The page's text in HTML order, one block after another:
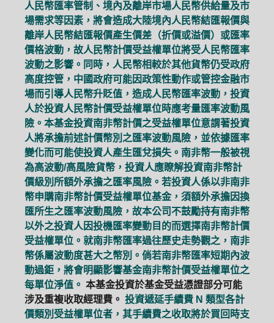
人民幣匯率管制、境內及離岸市場人民幣供給量及市
場需求等因素，將會造成大陸境內人民幣結匯報價與
離岸人民幣結匯報價產生價差（折價或溢價）或匯率
價格波動，故人民幣計價受益權單位將受人民幣匯率
波動之影響。同時，人民幣相較於其他貨幣仍受政府
高度控管，中國政府可能因政策性動作或管控金融市
場而引導人民幣升貶值，造成人民幣匯率波動，投資
人於投資人民幣計價受益權單位時應考量匯率波動風
險。本基金投資南非幣計價之受益權單位意謂著投資
人將承擔前述計價幣別之匯率波動風險，並依據匯率
變化而可能使投資人產生匯兌損失。南非幣一般被視
為高波動/高風險貨幣，投資人應瞭解投資南非幣計
價級別所額外承擔之匯率風險。若投資人係以非南非
幣申購南非幣計價受益權單位基金，須額外承擔因換
匯所生之匯率波動風險，故本公司不鼓勵持有南非幣
以外之投資人因投機匯率變動目的而選擇南非幣計價
受益權單位。就南非幣匯率過往歷史走勢觀之，南非
幣係屬波動度甚大之幣別。倘若南非幣匯率短期內波
動過鉅，將會明顯影響基金南非幣計價受益權單位之
每單位淨值。 本基金投資於基金受益憑證部分可能
涉及重複收取經理費。 投資遞延手續費 N 類型各計
價類別受益權單位者，其手續費之收取將於買回時支